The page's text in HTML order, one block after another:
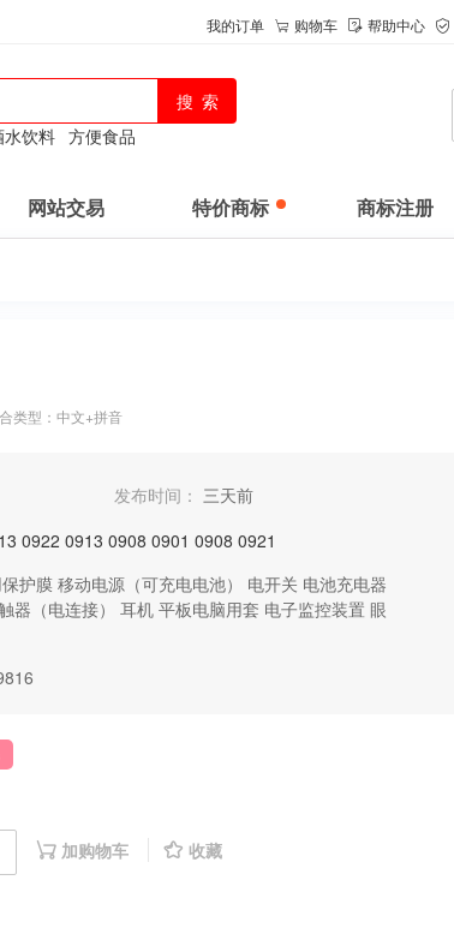
我的订单 购物车 帮助中心
水饮料 方便食品
网站交易 特价商标 商标注册
类型：中文+拼音
发布时间： 三天前
0922 0913 0908 0901 0908 0921
护膜 移动电源（可充电电池） 电开关 电池充电器
器（电连接）
耳机 平板电脑用套 电子监控装置 眼
加购物车 收藏